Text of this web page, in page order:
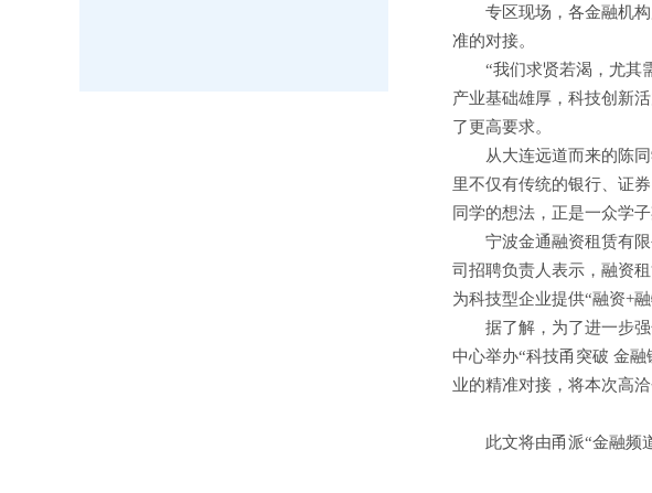
专区现场，各金融机
准的对接。
“我们求贤若渴，尤其
产业基础雄厚，科技创新
了更高要求。
从大连远道而来的陈
里不仅有传统的银行、证
同学的想法，正是一众学
宁波金通融资租赁有
司招聘负责人表示，融资
为科技型企业提供“融资+
据了解，为了进一步
中心举办“科技甬突破 金
业的精准对接，将本次高
此文将由甬派“金融频